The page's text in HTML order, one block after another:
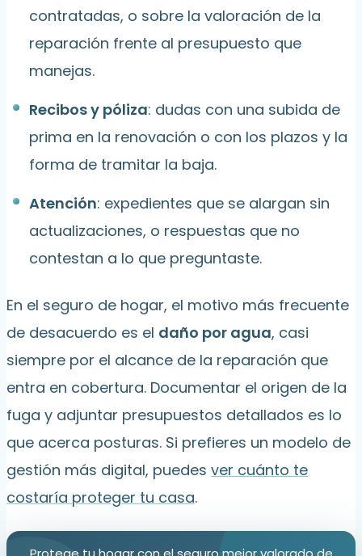
contratadas, o sobre la valoración de la
reparación frente al presupuesto que
manejas.
Recibos y póliza: dudas con una subida de
prima en la renovación o con los plazos y la
forma de tramitar la baja.
Atención: expedientes que se alargan sin
actualizaciones, o respuestas que no
contestan a lo que preguntaste.
En el seguro de hogar, el motivo más frecuente
de desacuerdo es el daño por agua, casi
siempre por el alcance de la reparación que
entra en cobertura. Documentar el origen de la
fuga y adjuntar presupuestos detallados es lo
que acerca posturas. Si prefieres un modelo de
gestión más digital, puedes ver cuánto te
costaría proteger tu casa.